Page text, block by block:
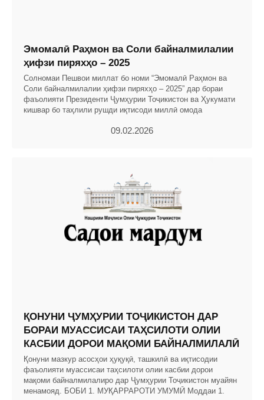
Эмомалӣ Раҳмон ва Соли байналмилалии
ҳифзи пиряхҳо – 2025
Солномаи Пешвои миллат бо номи “Эмомалӣ Раҳмон ва
Соли байналмилалии ҳифзи пиряхҳо – 2025” дар бораи
фаъолияти Президенти Ҷумҳурии Тоҷикистон ва Ҳукумати
кишвар бо таҳлили рушди иқтисоди миллӣ омода
09.02.2026
ҚОНУНИ ҶУМҲУРИИ ТОҶИКИСТОН ДАР
БОРАИ МУАССИСАИ ТАҲСИЛОТИ ОЛИИ
КАСБИИ ДОРОИ МАҚОМИ БАЙНАЛМИЛАЛӢ
Қонуни мазкур асосҳои ҳуқуқӣ, ташкилӣ ва иқтисодии
фаъолияти муассисаи таҳсилоти олии касбии дорои
мақоми байналмилалиро дар Ҷумҳурии Тоҷикистон муайян
менамояд. БОБИ 1. МУҚАРРАРОТИ УМУМӢ Моддаи 1.